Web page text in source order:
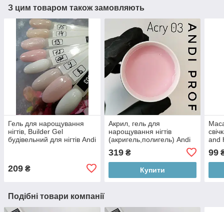
З цим товаром також замовляють
Гель для нарощування
нігтів, Builder Gel
будівельний для нігтів Andi
209 ₴
Акрил, гель для
нарощування нігтів
(акригель,полигель) Andi
pink 30 ml
319₴
Купити
and
99
Подібні товари компанії